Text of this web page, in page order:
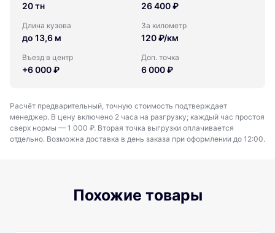
20 тн 26 400 ₽
Длина кузова
до 13,6 м
За километр
120 ₽/км
Въезд в центр
+6 000 ₽
Доп. точка
6 000 ₽
Расчёт предварительный, точную стоимость подтверждает
менеджер. В цену включено 2 часа на разгрузку; каждый час простоя
сверх нормы — 1 000 ₽. Вторая точка выгрузки оплачивается
отдельно. Возможна доставка в день заказа при оформлении до 12:00.
Похожие товары